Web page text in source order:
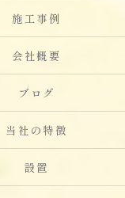
施工事例
会社概要
ブログ
当社の特徴
設置